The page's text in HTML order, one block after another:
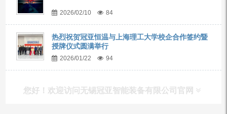
2026/02/10 84
热烈祝贺冠亚恒温与上海理工大学校企合作签约暨
授牌仪式圆满举行
2026/01/22 94
您好！欢迎访问无锡冠亚智能装备有限公司官网